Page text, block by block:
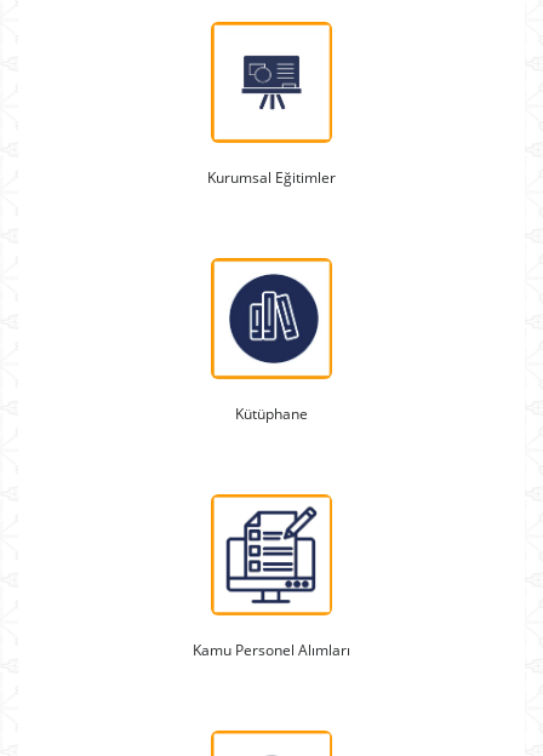
Kurumsal Eğitimler
Kütüphane
Kamu Personel Alımları